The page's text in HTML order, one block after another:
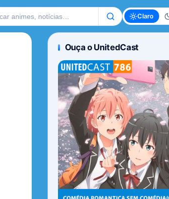
no site Claro
Ouça o UnitedCast